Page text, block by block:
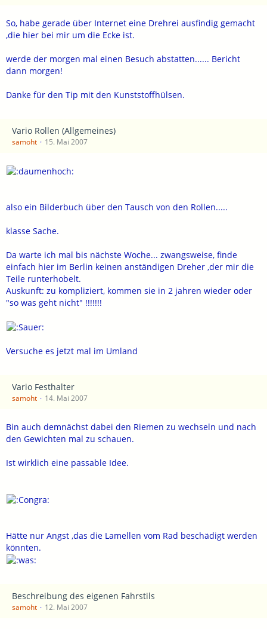
So, habe gerade über Internet eine Drehrei ausfindig gemacht
,die hier bei mir um die Ecke ist.
werde der morgen mal einen Besuch abstatten...... Bericht
dann morgen!
Danke für den Tip mit den Kunststoffhülsen.
Vario Rollen (Allgemeines)
samoht 15. Mai 2007
also ein Bilderbuch über den Tausch von den Rollen.....
klasse Sache.
Da warte ich mal bis nächste Woche... zwangsweise, finde
einfach hier im Berlin keinen anständigen Dreher ,der mir die
Teile runterhobelt.
Auskunft: zu kompliziert, kommen sie in 2 jahren wieder oder
"so was geht nicht" !!!!!!!
Versuche es jetzt mal im Umland
Vario Festhalter
samoht 14. Mai 2007
Bin auch demnächst dabei den Riemen zu wechseln und nach
den Gewichten mal zu schauen.
Ist wirklich eine passable Idee.
Hätte nur Angst ,das die Lamellen vom Rad beschädigt werden
könnten.
Beschreibung des eigenen Fahrstils
samoht 12. Mai 2007